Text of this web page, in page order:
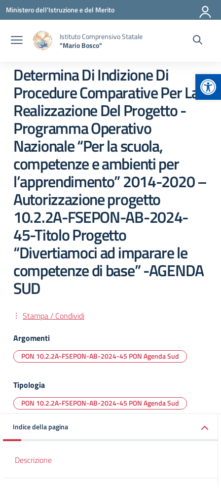
Vai ai contenuti
Vai al menu di navigazione
Vai al footer
Ministero dell'Istruzione e del Merito
Istituto Comprensivo Statale
"Mario Bosco"
Determina Di Indizione Di
Procedure Comparative Per La
Realizzazione Del Progetto -
Programma Operativo
Nazionale “Per la scuola,
competenze e ambienti per
l’apprendimento” 2014-2020 –
Autorizzazione progetto
10.2.2A-FSEPON-AB-2024-
45-Titolo Progetto
“Divertiamoci ad imparare le
competenze di base” -AGENDA
SUD
Stampa / Condividi
Argomenti
PON 10.2.2A-FSEPON-AB-2024-45 PON Agenda Sud
Tipologia
PON 10.2.2A-FSEPON-AB-2024-45 PON Agenda Sud
Indice della pagina
Descrizione